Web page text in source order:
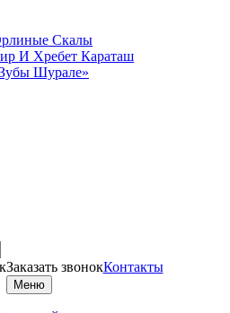
Скалы
И Хребет Караташ
Шурале»
Заказать звонокКонтакты
Меню